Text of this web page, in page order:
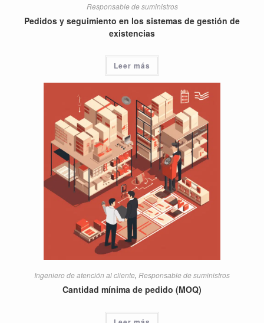
Responsable de suministros
Pedidos y seguimiento en los sistemas de gestión de
existencias
Leer más
Ingeniero de atención al cliente, Responsable de suministros
Cantidad mínima de pedido (MOQ)